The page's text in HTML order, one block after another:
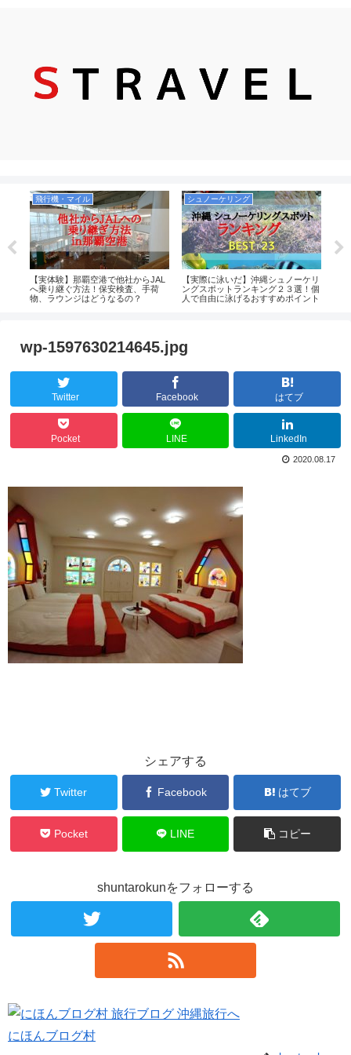
飛行機・マイル
【実体験】那覇空港で他社からJAL
へ乗り継ぐ方法！保安検査、手荷
物、ラウンジはどうなるの？
シュノーケリング
【実際に泳いだ】沖縄シュノーケリ
ングスポットランキング２３選！個
人で自由に泳げるおすすめポイント
wp-1597630214645.jpg
Twitter Facebook はてブ
Pocket LINE LinkedIn
2020.08.17
シェアする
Twitter Facebook はてブ
Pocket LINE コピー
shuntarokunをフォローする
にほんブログ村